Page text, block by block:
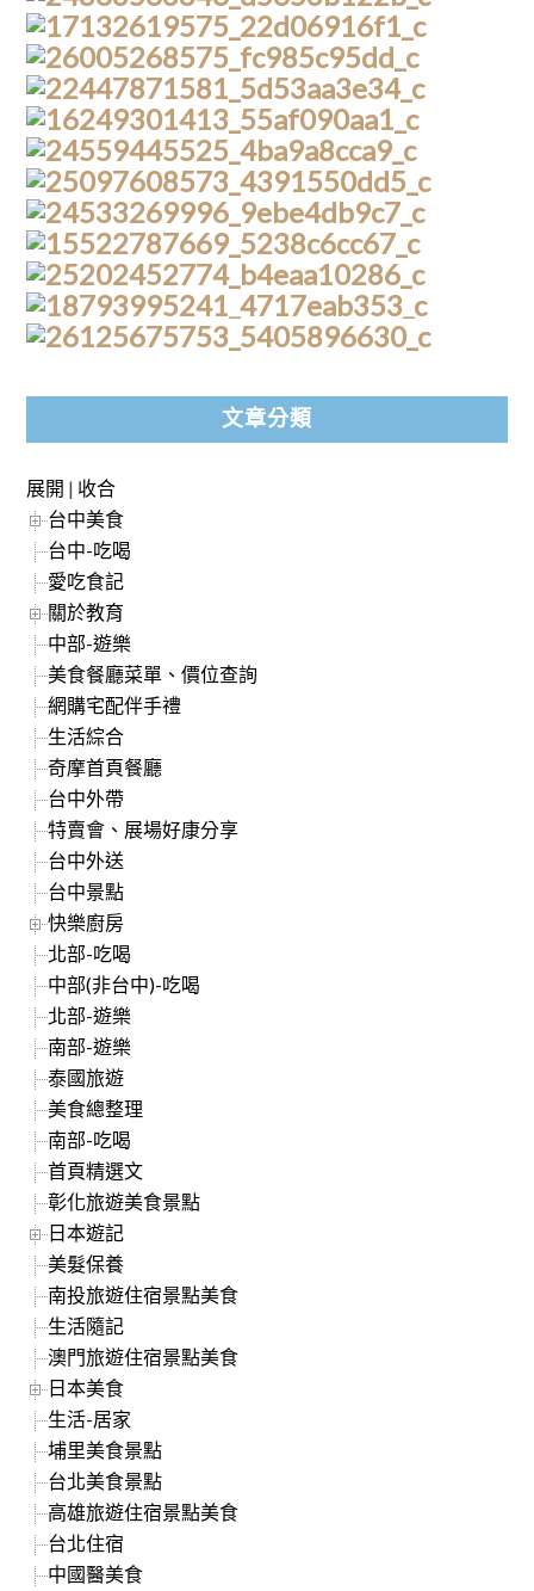
文章分類
展開 | 收合
台中美食
台中-吃喝
愛吃食記
關於教育
中部-遊樂
美食餐廳菜單、價位查詢
網購宅配伴手禮
生活綜合
奇摩首頁餐廳
台中外帶
特賣會、展場好康分享
台中外送
台中景點
快樂廚房
北部-吃喝
中部(非台中)-吃喝
北部-遊樂
南部-遊樂
泰國旅遊
美食總整理
南部-吃喝
首頁精選文
彰化旅遊美食景點
日本遊記
美髮保養
南投旅遊住宿景點美食
生活隨記
澳門旅遊住宿景點美食
日本美食
生活-居家
埔里美食景點
台北美食景點
高雄旅遊住宿景點美食
台北住宿
中國醫美食